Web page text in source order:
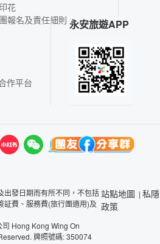
花
報名及責任細則
作平台
永安旅遊APP
出發日期而有所不同，不包括
証費、服務費(旅行團適用)及
Hong Kong Wing On
牌照號碼: 350074
站點地圖 | 私隱
政策